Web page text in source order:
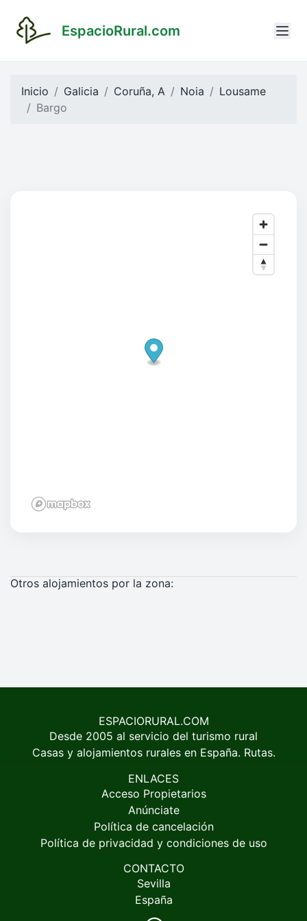
EspacioRural.com
Inicio Galicia Coruña, A Noia
Lousame
Bargo
Otros alojamientos por la zona:
ESPACIORURAL.COM
Desde 2005 al servicio del turismo rural
Casas y alojamientos rurales en España. Rutas.
ENLACES
Acceso Propietarios
Anúnciate
Política de cancelación
Política de privacidad y condiciones de uso
CONTACTO
Sevilla
España